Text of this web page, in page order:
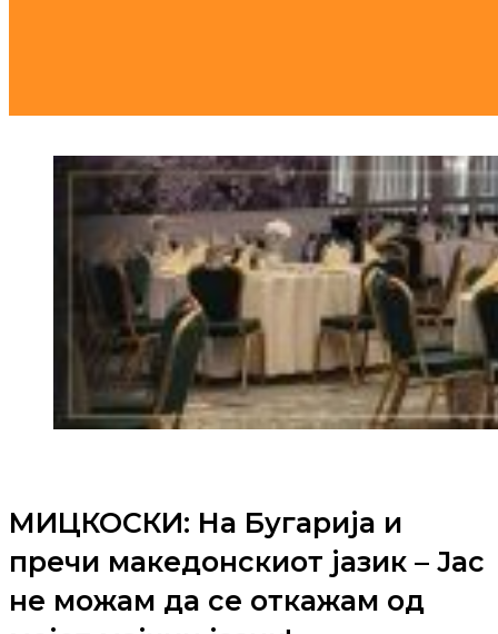
МИЦКОСКИ: На Бугарија и
пречи македонскиот јазик – Јас
не можам да се откажам од